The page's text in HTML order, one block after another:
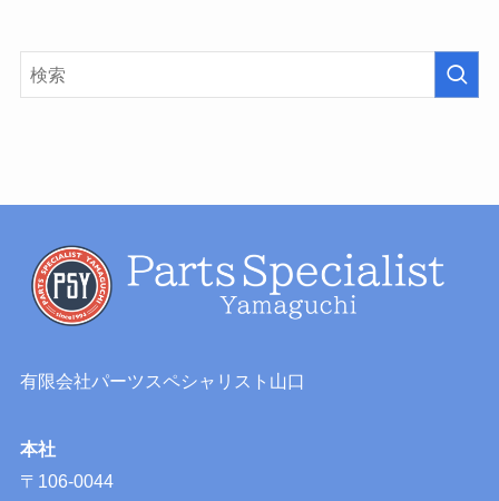
有限会社パーツスペシャリスト山口
本社
〒106-0044